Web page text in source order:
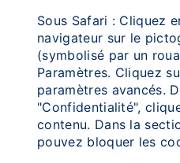
Sous Safari : Cliquez
navigateur sur le
(symbolisé par un
Paramètres. Cliquez
paramètres avancés.
"Confidentialité",
contenu. Dans la
pouvez bloquer les